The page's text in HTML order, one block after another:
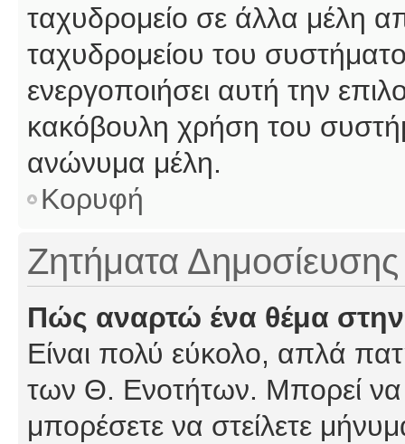
ταχυδρομείο σε άλλα μέλη
ταχυδρομείου του
ενεργοποιήσει αυτή την
κακόβουλη χρήση του
ανώνυμα μέλη.
Κορυφή
Ζητήματα Δημοσίευσης
Πώς αναρτώ ένα θέμα
Είναι πολύ εύκολο, απλά
των Θ. Ενοτήτων. Μπορεί να
μπορέσετε να στείλετε